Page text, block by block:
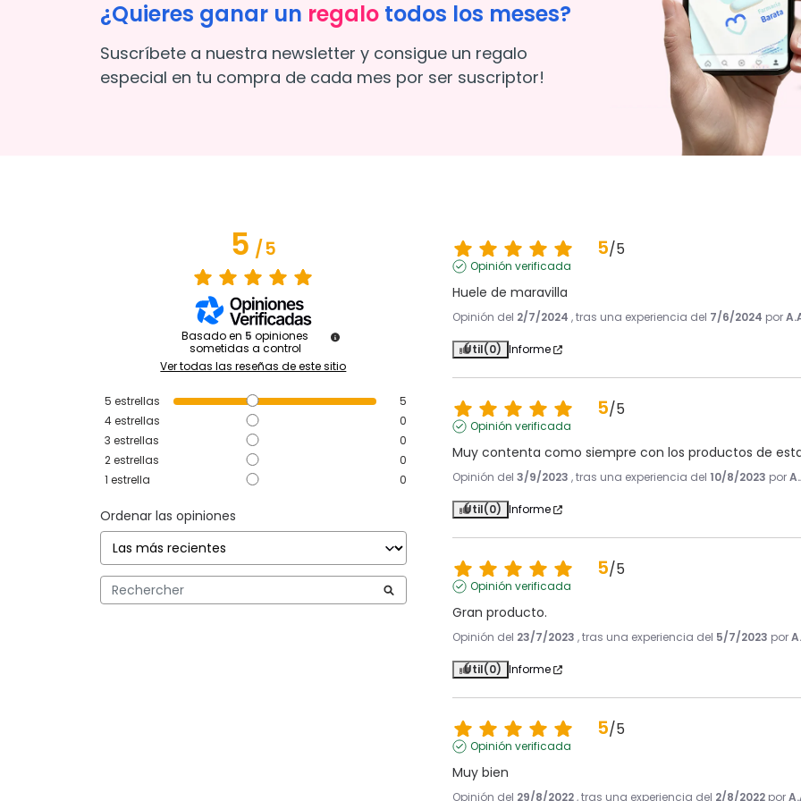
¿Quieres ganar un regalo todos los meses?
Suscríbete a nuestra newsletter y consigue un regalo
especial en tu compra de cada mes por ser suscriptor!
5/5
Basado en 5 opiniones
sometidas a control
Ver todas las reseñas de este sitio
5 estrellas
5
4estrellas
0
3 estrellas
0
2estrellas
0
1 estrella 0
Ordenar las opiniones
5/5
Opinión verificada
Huele de maravilla
Opinión del 2/7/2024 , tras una experiencia del 7/6/2024 por
Útil(0) Informe
5/5
Opinión verificada
Muy contenta como siempre con los productos de
Opinión del3/9/2023 , tras una experiencia del 10/8/2023 por
Útil(0) Informe
5/5
Opinión verificada
Gran producto.
Opinión del 23/7/2023 , tras una experiencia del 5/7/2023 por
Útil(0) Informe
5/5
Opinión verificada
Muy bien
Opinión del 29/8/2022, tras una experiencia del 2/8/2022 por